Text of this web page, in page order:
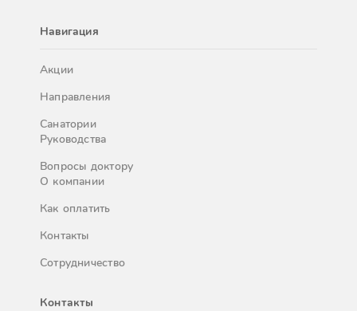
Навигация
Акции
Направления
Санатории
Руководства
Вопросы доктору
О компании
Как оплатить
Контакты
Сотрудничество
Контакты